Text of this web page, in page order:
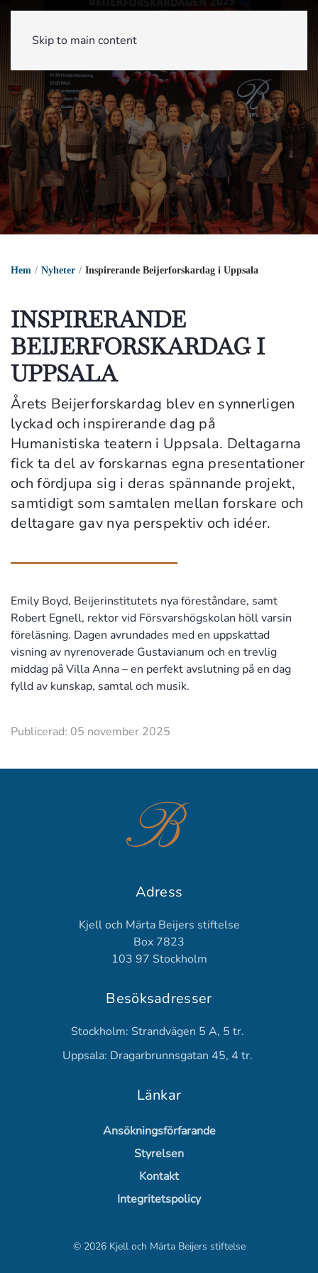
Skip to main content
Hem Nyheter Inspirerande Beijerforskardag i Uppsala
INSPIRERANDE
BEIJERFORSKARDAG I
UPPSALA
Årets Beijerforskardag blev en synnerligen
lyckad och inspirerande dag på
Humanistiska teatern i Uppsala. Deltagarna
fick ta del av forskarnas egna presentationer
och fördjupa sig i deras spännande projekt,
samtidigt som samtalen mellan forskare och
deltagare gav nya perspektiv och idéer.
Emily Boyd, Beijerinstitutets nya föreståndare, samt
Robert Egnell, rektor vid Försvarshögskolan höll varsin
föreläsning. Dagen avrundades med en uppskattad
visning av nyrenoverade Gustavianum och en trevlig
middag på Villa Anna – en perfekt avslutning på en dag
fylld av kunskap, samtal och musik.
Publicerad: 05 november 2025
Adress
Kjell och Märta Beijers stiftelse
Box 7823
103 97 Stockholm
Besöksadresser
Stockholm: Strandvägen 5 A, 5 tr.
Uppsala: Dragarbrunnsgatan 45, 4 tr.
Länkar
Ansökningsförfarande
Styrelsen
Kontakt
Integritetspolicy
© 2026Kjell och Märta Beijers stiftelse